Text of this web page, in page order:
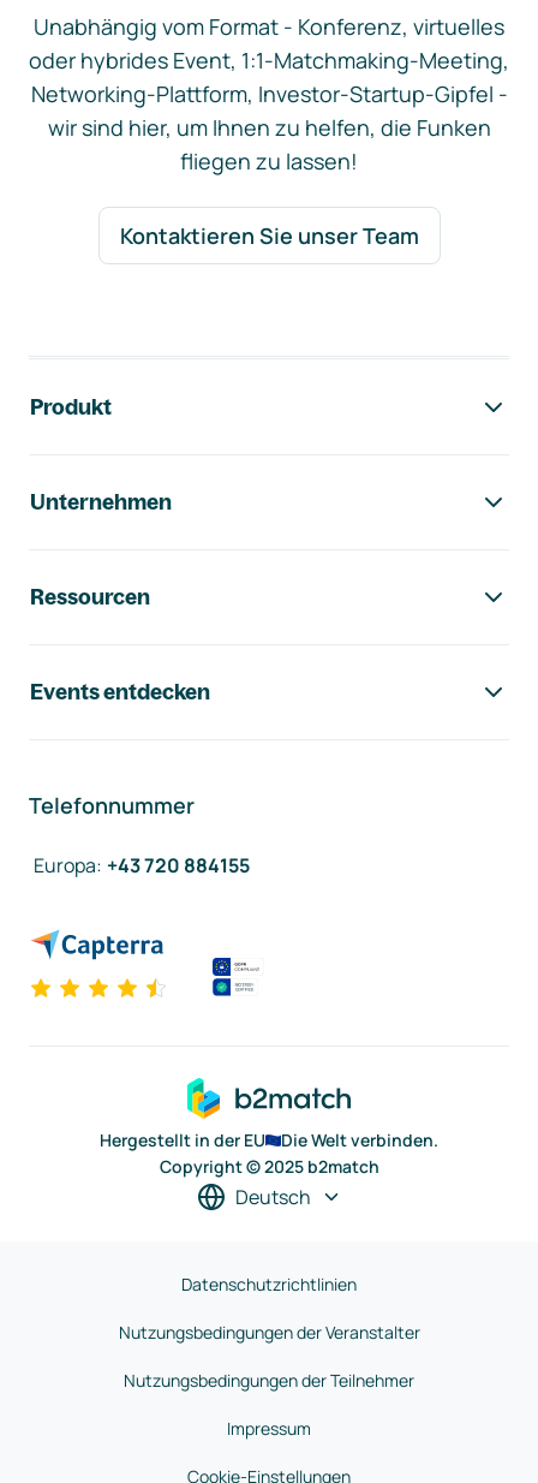
Unabhängig vom Format - Konferenz, virtuelles
oder hybrides Event, 1:1-Matchmaking-Meeting,
Networking-Plattform, Investor-Startup-Gipfel -
wir sind hier, um Ihnen zu helfen, die Funken
fliegen zu lassen!
Kontaktieren Sie unser Team
Produkt
Unternehmen
Ressourcen
Events entdecken
Telefonnummer
Europa: +43 720 884155
Hergestellt in der EU
Die Welt verbinden.
Copyright © 2025 b2match
Deutsch
Datenschutzrichtlinien
Nutzungsbedingungen der Veranstalter
Nutzungsbedingungen der Teilnehmer
Impressum
Cookie-Einstellungen